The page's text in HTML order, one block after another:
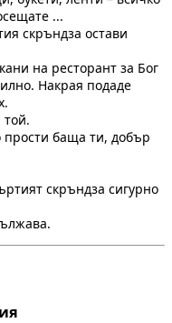
...
скръндза остави
на ресторант за Бог
Накрая подаде
той.
прости баща ти, добър
скръндза сигурно